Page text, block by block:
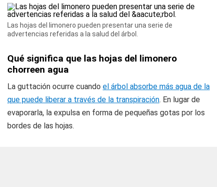
Las hojas del limonero pueden presentar una serie de
advertencias referidas a la salud del árbol.
Qué significa que las hojas del limonero
chorreen agua
La guttación ocurre cuando el árbol absorbe más agua de la
que puede liberar a través de la transpiración. En lugar de
evaporarla, la expulsa en forma de pequeñas gotas por los
bordes de las hojas.